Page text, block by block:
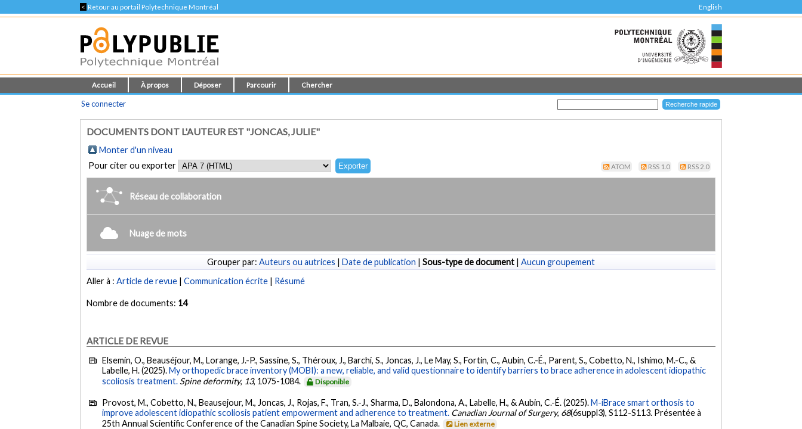
< Retour au portail Polytechnique Montréal English
Accueil À propos Déposer Parcourir Chercher
Se connecter
DOCUMENTS DONT L'AUTEUR EST "JONCAS, JULIE"
Monter d'un niveau
Pour citer ou exporter
ATOM RSS 1.0 RSS 2.0
Réseau de collaboration
Nuage de mots
Grouper par: Auteurs ou autrices | Date de publication | Sous-type de document | Aucun groupement
Aller à :Article de revue |Communication écrite | Résumé
Nombre de documents: 14
ARTICLE DE REVUE
Elsemin, O., Beauséjour, M., Lorange, J.-P., Sassine, S., Théroux, J., Barchi, S., Joncas, J., Le May, S., Fortin, C., Aubin, C.-É., Parent, S., Cobetto, N., Ishimo, M.-C., &
Labelle, H. (2025).My orthopedic brace inventory (MOBI): a new, reliable, and valid questionnaire to identify barriers to brace adherence in adolescent idiopathic
scoliosis treatment. Spine deformity, 13, 1075-1084. Disponible
Provost, M., Cobetto, N., Beausejour, M., Joncas, J., Rojas, F., Tran, S.-J., Sharma, D., Balondona, A., Labelle, H., & Aubin, C.-É. (2025).M-iBrace smart orthosis to
improve adolescent idiopathic scoliosis patient empowerment and adherence to treatment. Canadian Journal of Surgery, 68(6suppl3), S112-S113. Présentée à
25th Annual Scientific Conference of the Canadian Spine Society, La Malbaie, QC, Canada.
Lien externe